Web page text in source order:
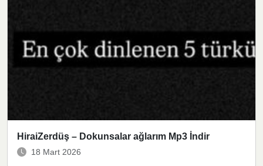
HiraiZerdüş – Dokunsalar ağlarım Mp3 İndir
18 Mart 2026